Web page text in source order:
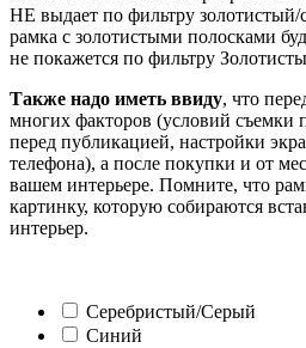
НЕ выдает по фильтру золотистый/
рамка с золотистыми полосками
не покажется по фильтру
Также надо иметь ввиду, что
многих факторов (условий съемки
перед публикацией, настройки
телефона), а после покупки и от
вашем интерьере. Помните, что
картинку, которую собираются
интерьер.
Серебристый/Серый
Синий